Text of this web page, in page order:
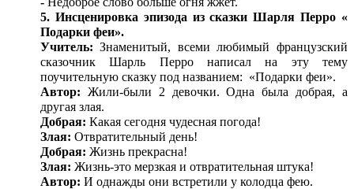
5. Инсценировка эпизода из сказки Шарля Перро «
Подарки феи».
Учитель:Знаменитый, всеми любимый французский
сказочник Шарль Перро написал на эту тему
поучительную сказку под названием: «Подарки феи».
Автор: Жили-были 2 девочки. Одна была добрая, а
другая злая.
Добрая: Какая сегодня чудесная погода!
Злая: Отвратительный день!
Добрая: Жизнь прекрасна!
Злая: Жизнь-это мерзкая и отвратительная штука!
Автор: И однажды они встретили у колодца фею.